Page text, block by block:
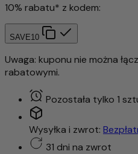
10% rabatu* z kodem:
SAVE10
Uwaga: kuponu nie można
rabatowymi.
Pozostała tylko 1
Wysyłka i zwrot:
31 dni na zwrot